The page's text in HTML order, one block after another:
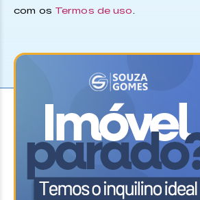
com os Termos de uso.